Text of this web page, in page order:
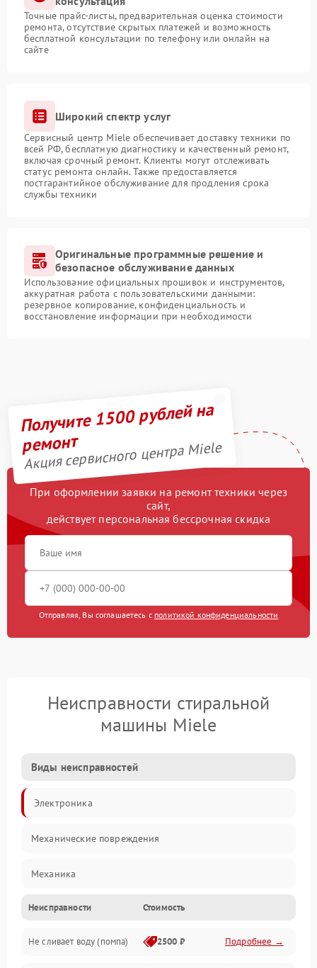
Точные прайс-листы, предварительная оценка стоимости
ремонта, отсутствие скрытых платежей и возможность
бесплатной консультации по телефону или онлайн на
сайте
Широкий спектр услуг
Сервисный центр Miele обеспечивает доставку техники по
всей РФ, бесплатную диагностику и качественный ремонт,
включая срочный ремонт. Клиенты могут отслеживать
статус ремонта онлайн. Также предоставляется
постгарантийное обслуживание для продления срока
службы техники
Оригинальные программные решение и
безопасное обслуживание данных
Использование официальных прошивок и инструментов,
аккуратная работа с пользовательскими данными:
резервное копирование, конфиденциальность и
восстановление информации при необходимости
Получите 1500 рублей на
ремонт
Акция сервисного центра Miele
При оформлении заявки на ремонт техники через
сайт,
действует персональная бессрочная скидка
Отправляя, Вы соглашаетесь с политикой конфиденциальности
Неисправности стиральной
машины Miele
Виды неисправностей
Электроника
Механические повреждения
Механика
Электропитание
Водоснабжение
Неисправности Стоимость
Не сливает воду (помпа) 2500 ₽ Подробнее →